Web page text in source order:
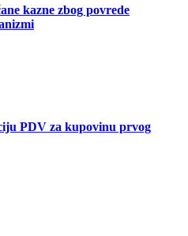
kazne zbog povrede
PDV za kupovinu prvog